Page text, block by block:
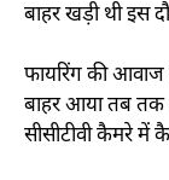
बाहर खड़ी थी इस
फायरिंग की
बाहर आया तब तक
सीसीटीवी कैमरे में